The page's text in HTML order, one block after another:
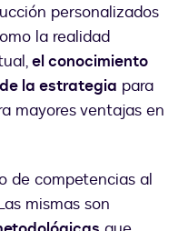
personalizados
la realidad
el conocimiento
la estrategia para
mayores ventajas en
de competencias al
mismas son